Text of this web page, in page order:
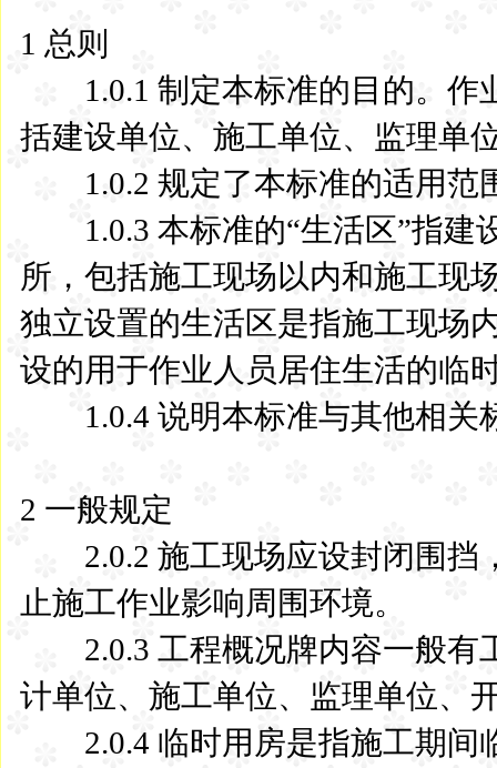
1 总则
1.0.1 制定本标准的目的。作
括建设单位、施工单位、监理单
1.0.2 规定了本标准的适用范
1.0.3 本标准的“生活区”指建
所，包括施工现场以内和施工现
独立设置的生活区是指施工现场
设的用于作业人员居住生活的临
1.0.4 说明本标准与其他相关
2 一般规定
2.0.2 施工现场应设封闭围挡
止施工作业影响周围环境。
2.0.3 工程概况牌内容一般有
计单位、施工单位、监理单位、
2.0.4 临时用房是指施工期间